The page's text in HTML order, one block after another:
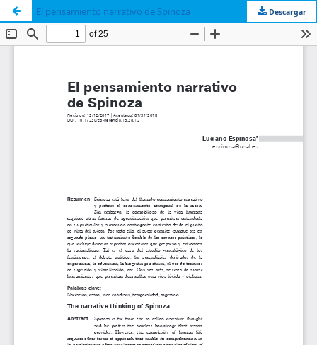
El pensamiento narrativo de Spinoza Descargar